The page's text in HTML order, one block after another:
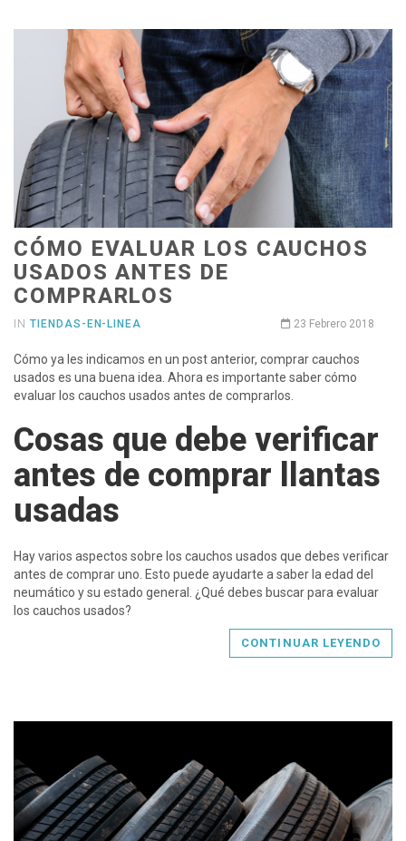
CÓMO EVALUAR LOS CAUCHOS
USADOS ANTES DE
COMPRARLOS
IN TIENDAS-EN-LINEA 23 Febrero 2018
Cómo ya les indicamos en un post anterior, comprar cauchos
usados es una buena idea. Ahora es importante saber cómo
evaluar los cauchos usados antes de comprarlos.
Cosas que debe verificar
antes de comprar llantas
usadas
Hay varios aspectos sobre los cauchos usados que debes verificar
antes de comprar uno. Esto puede ayudarte a saber la edad del
neumático y su estado general. ¿Qué debes buscar para evaluar
los cauchos usados?
CONTINUAR LEYENDO